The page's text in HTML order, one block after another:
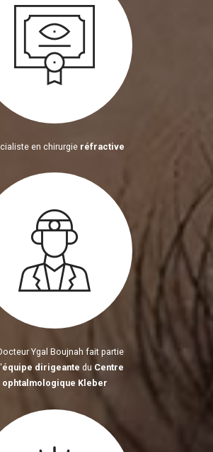
en chirurgie réfractive
Ygal Boujnah fait partie
équipe dirigeante du Centre
ophtalmologique Kleber